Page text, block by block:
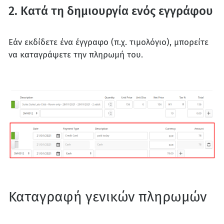
2. Κατά τη δημιουργία ενός εγγράφου
Εάν εκδίδετε ένα έγγραφο (π.χ. τιμολόγιο), μπορείτε
να καταγράψετε την πληρωμή του.
Καταγραφή γενικών πληρωμών